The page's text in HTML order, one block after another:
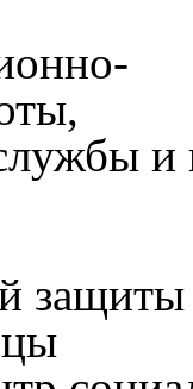
и
защиты